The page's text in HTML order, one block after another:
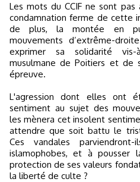
Les mots du CCIF ne sont
condamnation ferme de cette
de plus, la montée en
mouvements d’extrême-
exprimer sa solidarité
musulmane de Poitiers et de
épreuve.
L'agression dont elles ont
sentiment au sujet des
les mènera cet insolent
attendre que soit battu le
Ces vandales
islamophobes, et à pousser
protection de ses valeurs
la liberté de culte ?